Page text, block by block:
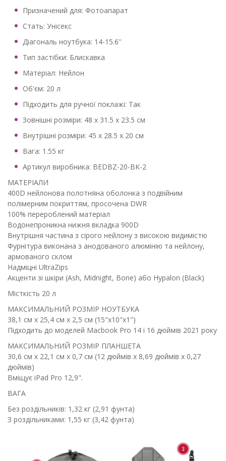
Призначений для: Фотоапарат
Стать: Унісекс
Діагональ ноутбука: 14-15.6''
Тип застібки: Блискавка
Матеріал: Нейлон
Об'єм: 20 л
Підходить для ручної поклажі: Так
Зовнішні розміри: 48 x 31.5 x 23.5 см
Внутрішні розміри: 45 x 28.5 x 20 см
Вага: 1.55 кг
Артикул виробника: BEDBZ-20-BK-2
МАТЕРІАЛИ
400D нейлонова полотняна оболонка з подвійним
полімерним покриттям, просочена DWR
100% перероблений матеріал
Водонепроникна нижня вкладка 900D
Внутрішня частина з сірого нейлону з високою видимістю
Фурнітура виконана з анодованого алюмінію та нейлону,
армованого склом
Надміцні UltraZips
Акценти зі шкіри (Ash, Midnight, Bone) або Hypalon (Black)
Місткість 20 л
МАКСИМАЛЬНИЙ РОЗМІР НОУТБУКА
38,1 см x 25,4 см x 2,5 см (15"x10"x1")
Підходить до моделей Macbook Pro 14 і 16 дюймів 2021 року
МАКСИМАЛЬНИЙ РОЗМІР ПЛАНШЕТА
30,6 см x 22,1 см x 0,7 см (12 дюймів x 8,69 дюймів x 0,27
дюймів)
Вміщує iPad Pro 12,9".
ВАГА
Без роздільників: 1,32 кг (2,91 фунта)
З роздільниками: 1,55 кг (3,42 фунта)